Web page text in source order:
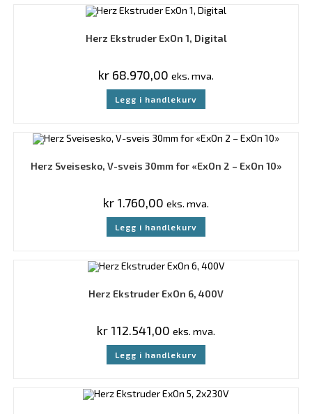
Herz Ekstruder ExOn 1, Digital
kr 68.970,00 eks. mva.
Legg i handlekurv
Herz Sveisesko, V-sveis 30mm for «ExOn 2 – ExOn 10»
kr 1.760,00 eks. mva.
Legg i handlekurv
Herz Ekstruder ExOn 6, 400V
kr 112.541,00 eks. mva.
Legg i handlekurv